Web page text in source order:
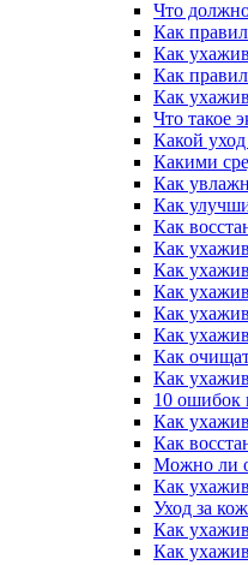
Что
Как
Как
Как
Как
Что такое
Какой
Какими
Как
Как
Как
Как
Как
Как
Как
Как
Как
Как
10 ошибок
Как
Как
Можно ли
Как
Уход за
Как
Как